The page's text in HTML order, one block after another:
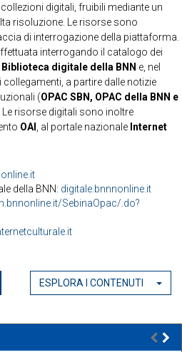
digitali, fruibili mediante un
risoluzione. Le risorse sono
di interrogazione della piattaforma.
interrogando il catalogo dei
Biblioteca digitale della BNN e, nel
a partire dalle notizie
(OPAC SBN, OPAC della BNN e
Le risorse digitali sono inoltre
OAI , al portale nazionale Internet
della BNN: digitale.bnnnonline.it
SebinaOpac/.do?
ESPLORA I CONTENUTI